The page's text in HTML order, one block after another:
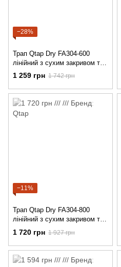
−28%
Трап Qtap Dry FA304-600
лінійний з сухим закривом та
нержавіючою решіткою
1 259 грн 1 742 грн
−11%
Трап Qtap Dry FA304-800
лінійний з сухим закривом та
нержавіючою решіткою
1 720 грн 1 927 грн